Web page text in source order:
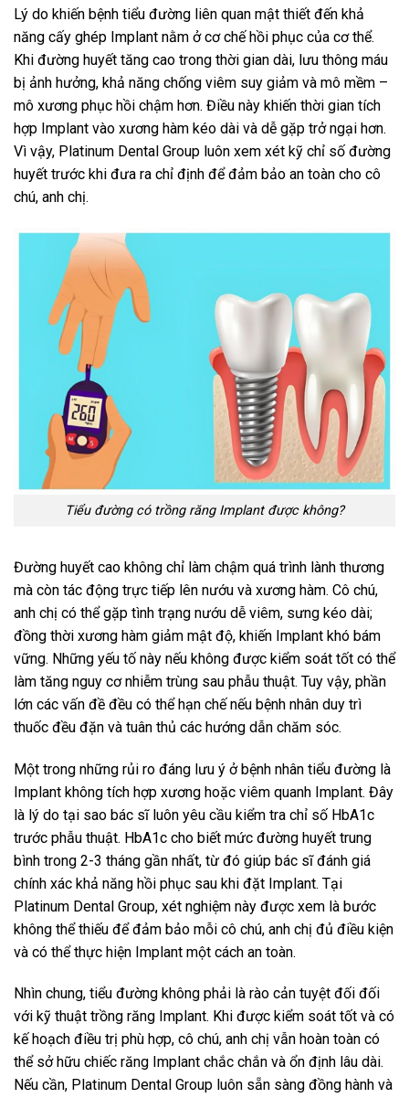
Lý do khiến bệnh tiểu đường liên quan mật thiết đến khả
năng cấy ghép Implant nằm ở cơ chế hồi phục của cơ thể.
Khi đường huyết tăng cao trong thời gian dài, lưu thông máu
bị ảnh hưởng, khả năng chống viêm suy giảm và mô mềm –
mô xương phục hồi chậm hơn. Điều này khiến thời gian tích
hợp Implant vào xương hàm kéo dài và dễ gặp trở ngại hơn.
Vì vậy, Platinum Dental Group luôn xem xét kỹ chỉ số đường
huyết trước khi đưa ra chỉ định để đảm bảo an toàn cho cô
chú, anh chị.
Tiểu đường có trồng răng Implant được không?
Đường huyết cao không chỉ làm chậm quá trình lành thương
mà còn tác động trực tiếp lên nướu và xương hàm. Cô chú,
anh chị có thể gặp tình trạng nướu dễ viêm, sưng kéo dài;
đồng thời xương hàm giảm mật độ, khiến Implant khó bám
vững. Những yếu tố này nếu không được kiểm soát tốt có thể
làm tăng nguy cơ nhiễm trùng sau phẫu thuật. Tuy vậy, phần
lớn các vấn đề đều có thể hạn chế nếu bệnh nhân duy trì
thuốc đều đặn và tuân thủ các hướng dẫn chăm sóc.
Một trong những rủi ro đáng lưu ý ở bệnh nhân tiểu đường là
Implant không tích hợp xương hoặc viêm quanh Implant. Đây
là lý do tại sao bác sĩ luôn yêu cầu kiểm tra chỉ số HbA1c
trước phẫu thuật. HbA1c cho biết mức đường huyết trung
bình trong 2-3 tháng gần nhất, từ đó giúp bác sĩ đánh giá
chính xác khả năng hồi phục sau khi đặt Implant. Tại
Platinum Dental Group, xét nghiệm này được xem là bước
không thể thiếu để đảm bảo mỗi cô chú, anh chị đủ điều kiện
và có thể thực hiện Implant một cách an toàn.
Nhìn chung, tiểu đường không phải là rào cản tuyệt đối đối
với kỹ thuật trồng răng Implant. Khi được kiểm soát tốt và có
kế hoạch điều trị phù hợp, cô chú, anh chị vẫn hoàn toàn có
thể sở hữu chiếc răng Implant chắc chắn và ổn định lâu dài.
Nếu cần, Platinum Dental Group luôn sẵn sàng đồng hành và